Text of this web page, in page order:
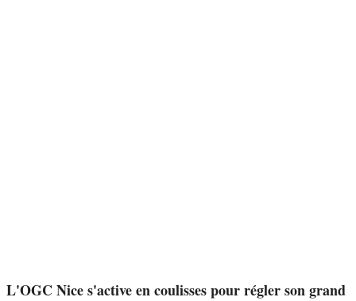
L'OGC Nice s'active en coulisses pour régler son grand